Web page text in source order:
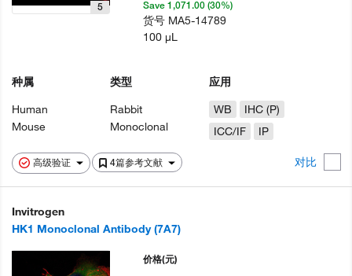
高级验证 4篇参考文献 对比
5
种属
Human
Mouse
类型
Rabbit
Monoclonal
应用
WB
IHC (P)
ICC/IF
IP
Save 1,071.00 (30%)
货号 MA5-14789
100 µL
Invitrogen
HK1 Monoclonal Antibody (7A7)
价格(元)